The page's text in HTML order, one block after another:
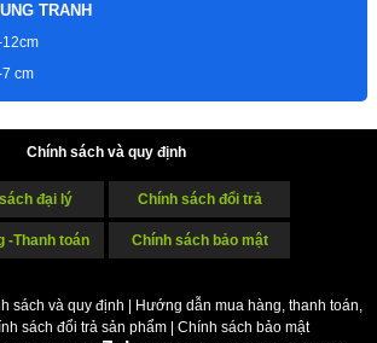
TRANH
cm
Chính sách và quy định
đại lý Chính sách đổi trả
-Thanh toán Chính sách bảo mật
sách và quy định
Hướng dẫn mua hàng, thanh toán,
sách đổi trả sản phẩm| Chính sách bảo mật